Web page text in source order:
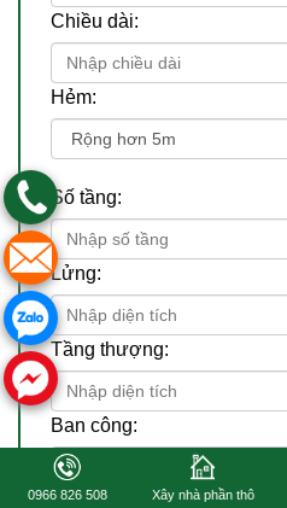
Chiều dài:
Hẻm:
Số tầng:
Lửng:
Tầng thượng:
Ban công:
0966 826 508 Xây nhà phần thô